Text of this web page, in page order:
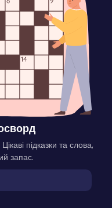
підказки та слова,
запас.